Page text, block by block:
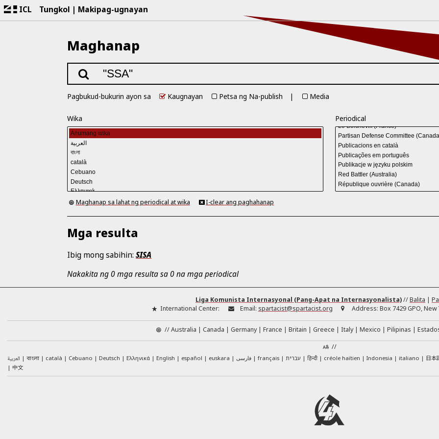
ICL Tungkol Makipag-ugnayan
Maghanap
Pagbukud-bukurin ayon sa Kaugnayan Petsa ng Na-publish Media
Wika Periodical
Maghanap sa lahat ng periodical at wika I-clear ang paghahanap
Mga resulta
Ibig mong sabihin:SISA
Nakakita ng 0 mga resulta sa 0 na mga periodical
Liga Komunista Internasyonal (Pang-Apat na Internasyonalista)//Balita |
International Center:
Email: spartacist@spartacist.org Address: Box 7429 GPO, New
//Australia Canada Germany France Britain Greece Italy Mexico Pilipinas
//
العربية বাংলা català Cebuano Deutsch Ελληνικά English español euskara فارسی français עברית हिन्दी créole haïtien Indonesia italiano
日本
中文